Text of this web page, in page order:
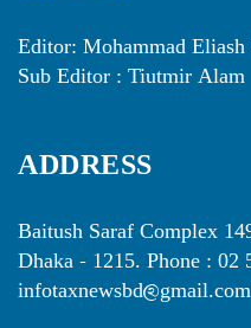
Editor: Mohammad
Sub Editor : Tiutmir Alam
ADDRESS
Baitush Saraf Complex
Dhaka - 1215. Phone : 02
infotaxnewsbd@gmail.com